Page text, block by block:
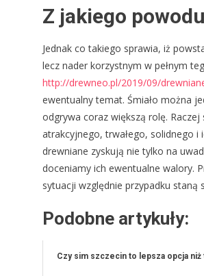
Z jakiego
Jednak co takiego sprawia, iż
lecz nader korzystnym w pełnym
http://drewneo.pl/2019/09/
ewentualny temat. Śmiało można
odgrywa coraz większą rolę.
atrakcyjnego, trwałego, solidnego
drewniane zyskują nie tylko na
doceniamy ich ewentualne walory.
sytuacji względnie przypadku
Podobne artykuły:
Czy sim szczecin to lepsza opcja niż